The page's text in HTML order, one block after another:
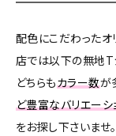
配色にこだわったオ
店では以下の無地T
どちらもカラー数が
ど豊富なバリエーシ
をお探し下さいませ。